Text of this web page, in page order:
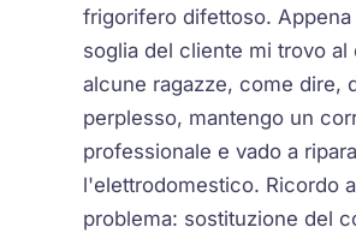
frigorifero difettoso. Appena
soglia del cliente mi trovo al
alcune ragazze, come dire,
perplesso, mantengo un
professionale e vado a
l'elettrodomestico. Ricordo
problema: sostituzione del